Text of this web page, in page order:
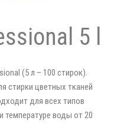
5 l
(5 л – 100 стирок).
стирки цветных тканей
для всех типов
температуре воды от 20